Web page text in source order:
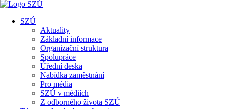
SZÚ
Aktuality
Základní informace
Organizační struktura
Spolupráce
Úřední deska
Nabídka zaměstnání
Pro média
SZÚ v médiích
Z odborného života SZÚ